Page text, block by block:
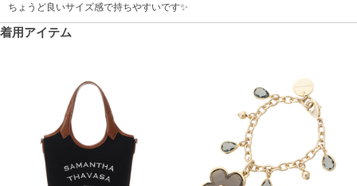
ちょうど良いサイズ感で持ちやすいです✨
着用アイテム